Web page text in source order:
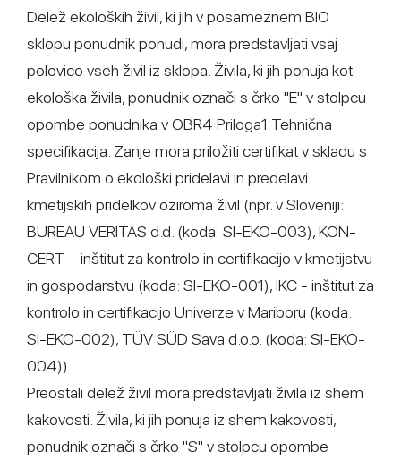
Delež ekoloških živil, ki jih v posameznem BIO
sklopu ponudnik ponudi, mora predstavljati vsaj
polovico vseh živil iz sklopa. Živila, ki jih ponuja kot
ekološka živila, ponudnik označi s črko "E" v stolpcu
opombe ponudnika v OBR4 Priloga1 Tehnična
specifikacija. Zanje mora priložiti certifikat v skladu s
Pravilnikom o ekološki pridelavi in predelavi
kmetijskih pridelkov oziroma živil (npr. v Sloveniji:
BUREAU VERITAS d.d. (koda: SI-EKO-003), KON-
CERT – inštitut za kontrolo in certifikacijo v kmetijstvu
in gospodarstvu (koda: SI-EKO-001), IKC - inštitut za
kontrolo in certifikacijo Univerze v Mariboru (koda:
SI-EKO-002), TÜV SÜD Sava d.o.o. (koda: SI-EKO-
004)).
Preostali delež živil mora predstavljati živila iz shem
kakovosti. Živila, ki jih ponuja iz shem kakovosti,
ponudnik označi s črko "S" v stolpcu opombe